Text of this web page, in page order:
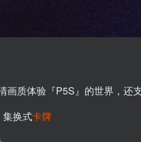
画质体验『P5S』的世界，还
集换式卡牌